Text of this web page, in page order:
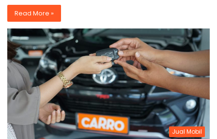
Read More »
Jual Mobil